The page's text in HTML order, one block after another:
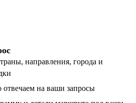
направления, города и
на ваши запросы